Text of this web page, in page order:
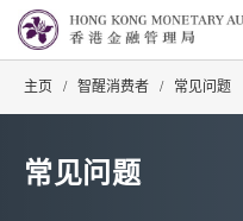
主页 / 智醒消费者 / 常见问题
常见问题